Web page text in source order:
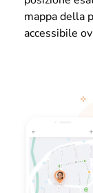
mappa della
accessibile